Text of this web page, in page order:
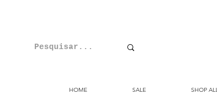
HOME SALE SHOP ALL